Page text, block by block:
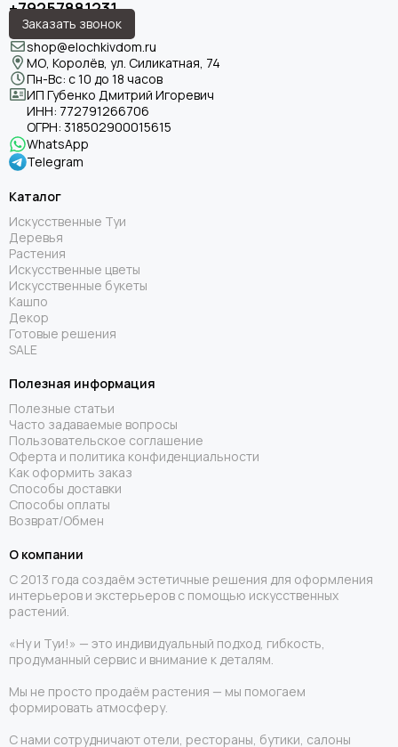
+79257881231
Заказать звонок
shop@elochkivdom.ru
МО, Королёв, ул. Силикатная, 74
Пн-Вс: с 10 до 18 часов
ИП Губенко Дмитрий Игоревич
ИНН: 772791266706
ОГРН: 318502900015615
WhatsApp
Telegram
Каталог
Искусственные Туи
Деревья
Растения
Искусственные цветы
Искусственные букеты
Кашпо
Декор
Готовые решения
SALE
Полезная информация
Полезные статьи
Часто задаваемые вопросы
Пользовательское соглашение
Оферта и политика конфиденциальности
Как оформить заказ
Способы доставки
Способы оплаты
Возврат/Обмен
О компании
С 2013 года создаём эстетичные решения для оформления
интерьеров и экстерьеров с помощью искусственных
растений.
«Ну и Туи!» — это индивидуальный подход, гибкость,
продуманный сервис и внимание к деталям.
Мы не просто продаём растения — мы помогаем
формировать атмосферу.
С нами сотрудничают отели, рестораны, бутики, салоны